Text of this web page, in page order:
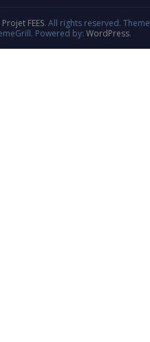
Projet FEES. All rights reserved. Theme
Powered by: WordPress.